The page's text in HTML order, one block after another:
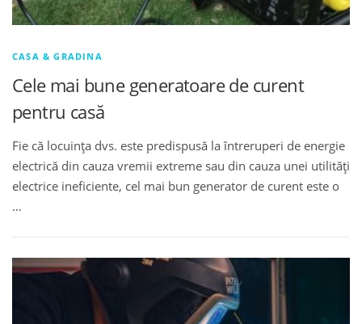
CASA & GRADINA
Cele mai bune generatoare de curent
pentru casă
Fie că locuința dvs. este predispusă la întreruperi de energie
electrică din cauza vremii extreme sau din cauza unei utilități
electrice ineficiente, cel mai bun generator de curent este o
…